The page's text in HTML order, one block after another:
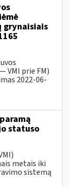
grynaisiais
VMI prie FM)
2022-06-
statuso
metais iki
sistemą